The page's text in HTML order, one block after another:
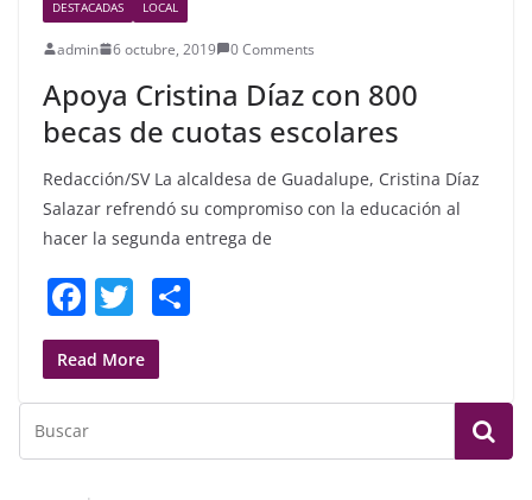
DESTACADAS LOCAL
admin 6 octubre, 2019 0 Comments
Apoya Cristina Díaz con 800
becas de cuotas escolares
Redacción/SV La alcaldesa de Guadalupe, Cristina Díaz
Salazar refrendó su compromiso con la educación al
hacer la segunda entrega de
F
a
c
e
b
o
T
w
itt
er e
Read More